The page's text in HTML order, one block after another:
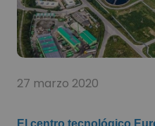
27 marzo 2020
El centro tecnológico